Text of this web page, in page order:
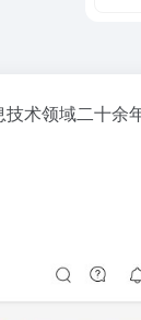
术领域二十